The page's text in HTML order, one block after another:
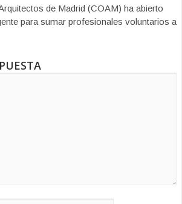
de Madrid (COAM) ha abierto
para sumar profesionales voluntarios a